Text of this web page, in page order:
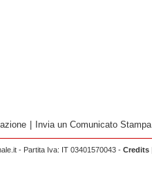
Invia un Comunicato Stampa
- Partita Iva: IT 03401570043 - Credits